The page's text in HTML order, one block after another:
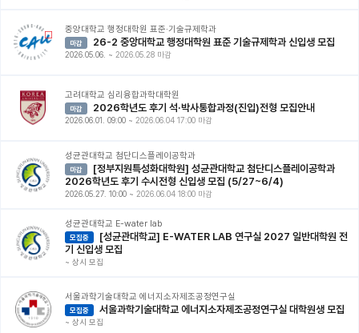
중앙대학교 행정대학원 표준·기술규제학과
마감 26-2 중앙대학교 행정대학원 표준 기술규제학과 신입생 모집
2026.05.06. ~ 2026.05.28 마감
고려대학교 심리융합과학대학원
마감 2026학년도 후기 석·박사통합과정(진입)전형 모집안내
2026.06.01. 09:00 ~ 2026.06.04 17:00 마감
성균관대학교 첨단디스플레이공학과
마감
2026학년도 후기 수시전형 신입생 모집 (5/27~6/4)
2026.05.27. 10:00 ~ 2026.06.04 18:00 마감
성균관대학교 E-water lab
모집중
기 신입생 모집
~ 상시 모집
서울과학기술대학교 에너지소자제조공정연구실
모집중 서울과학기술대학교 에너지소자제조공정연구실 대학원생 모집
~ 상시 모집